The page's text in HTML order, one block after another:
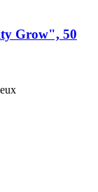
Grow", 50